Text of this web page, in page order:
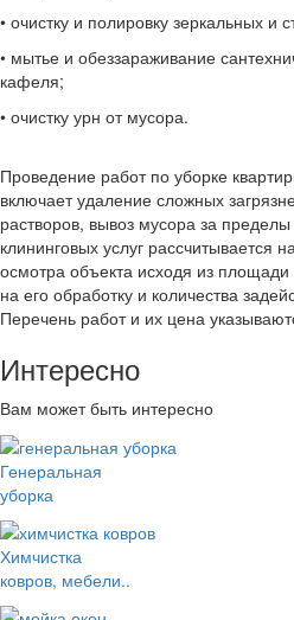
• очистку и полировку зеркальных и
• мытье и обеззараживание
кафеля;
• очистку урн от мусора.
Проведение работ по уборке
включает удаление сложных
растворов, вывоз мусора за
клининговых услуг рассчитывается
осмотра объекта исходя из
на его обработку и количества
Перечень работ и их цена
Интересно
Вам может быть интересно
Генеральная
уборка
Химчистка
ковров, мебели..